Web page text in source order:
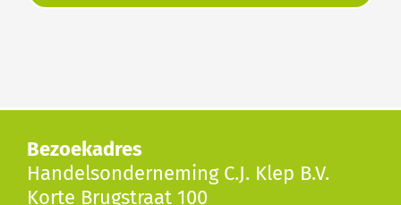
Bezoekadres
Handelsonderneming C.J. Klep B.V.
Korte Brugstraat 100